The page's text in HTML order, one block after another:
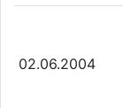
02.06.2004